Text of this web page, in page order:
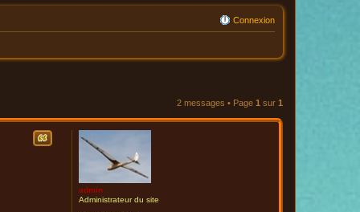
Connexion
2 messages • Page 1 sur 1
admin
Administrateur du site
Citation